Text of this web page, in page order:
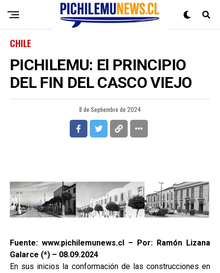
CHILE
PICHILEMU: El PRINCIPIO
DEL FIN DEL CASCO VIEJO
8 de Septiembre de 2024
Fuente: www.pichilemunews.cl – Por: Ramón Lizana
Galarce (*) – 08.09.2024
En sus inicios la conformación de las construcciones en